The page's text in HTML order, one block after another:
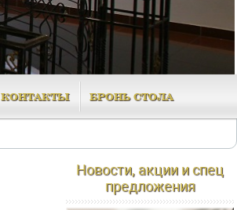
КОНТАКТЫ БРОНЬ СТОЛА
Новости, акции и спец
предложения